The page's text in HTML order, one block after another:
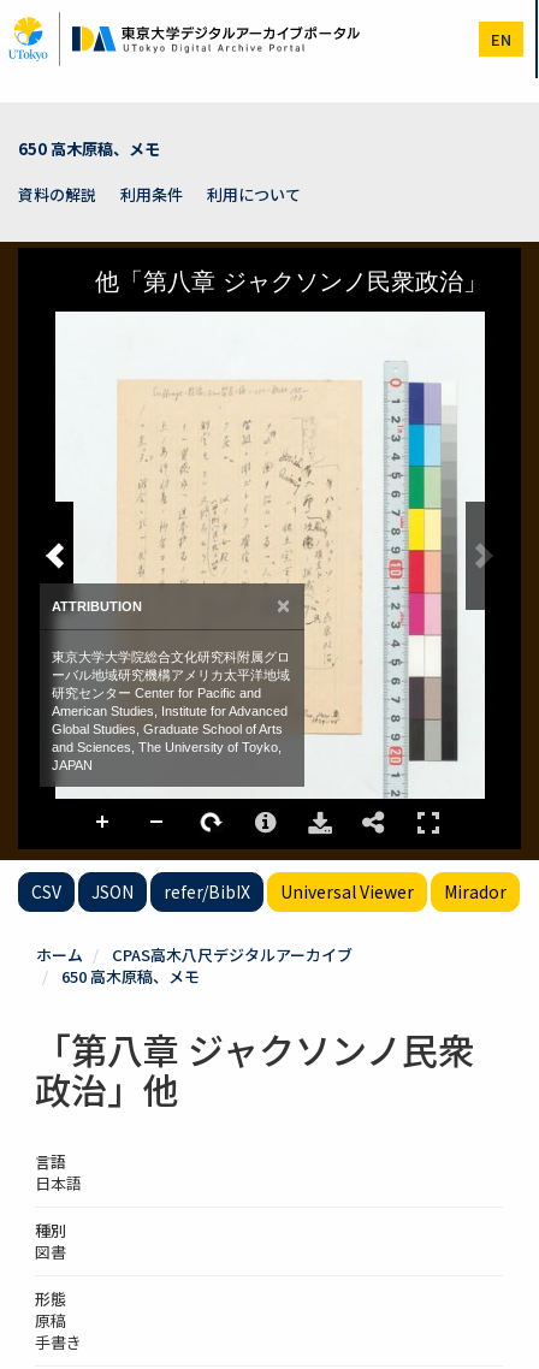
イ
ン
EN
650 高木原稿、メモ
資料の解説
利用条件 利用について
CSV JSON refer/BibIX Universal Viewer Mirador
ホーム
CPAS高木八尺デジタルアーカイブ
650 高木原稿、メモ
「第八章 ジャクソンノ民衆
政治」他
言語
日本語
種別
図書
形態
原稿
手書き